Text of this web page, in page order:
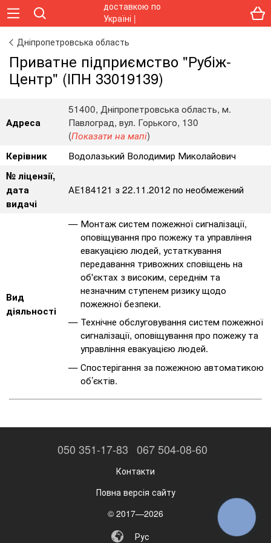
Дніпропетровська область
Приватне підприємство "Рубіж-
Центр" (ІПН 33019139)
Адреса
51400, Дніпропетровська область, м.
Павлоград, вул. Горького, 130
(Показати на мапі)
Керівник
Водолазький Володимир Миколайович
№ ліцензії,
дата
видачі
АЕ184121 з 22.11.2012 по необмежений
Вид
діяльності
Монтаж систем пожежної сигналізації,
оповіщування про пожежу та управління
евакуацією людей, устаткування
передавання тривожних сповіщень на
об'єктах з високим, середнім та
незначним ступенем ризику щодо
пожежної безпеки.
Технічне обслуговування систем пожежної
сигналізації, оповіщування про пожежу та
управління евакуацією людей.
Спостерігання за пожежною автоматикою
об’єктів.
050 351-17-83 067 504-08-60
Контакти
Повна версія сайту
© 2017—2026
Рус